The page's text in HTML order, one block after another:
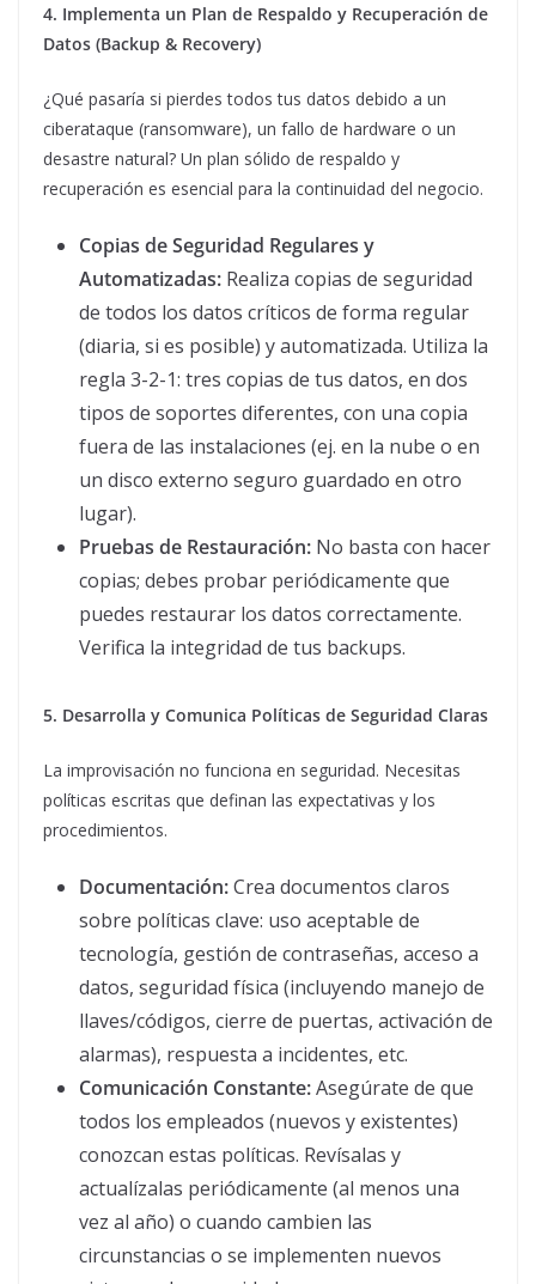
4. Implementa un Plan de Respaldo y Recuperación de
Datos (Backup & Recovery)
¿Qué pasaría si pierdes todos tus datos debido a un
ciberataque (ransomware), un fallo de hardware o un
desastre natural? Un plan sólido de respaldo y
recuperación es esencial para la continuidad del negocio.
Copias de Seguridad Regulares y
Automatizadas: Realiza copias de seguridad
de todos los datos críticos de forma regular
(diaria, si es posible) y automatizada. Utiliza la
regla 3-2-1: tres copias de tus datos, en dos
tipos de soportes diferentes, con una copia
fuera de las instalaciones (ej. en la nube o en
un disco externo seguro guardado en otro
lugar).
Pruebas de Restauración: No basta con hacer
copias; debes probar periódicamente que
puedes restaurar los datos correctamente.
Verifica la integridad de tus backups.
5. Desarrolla y Comunica Políticas de Seguridad Claras
La improvisación no funciona en seguridad. Necesitas
políticas escritas que definan las expectativas y los
procedimientos.
Documentación:Crea documentos claros
sobre políticas clave: uso aceptable de
tecnología, gestión de contraseñas, acceso a
datos, seguridad física (incluyendo manejo de
llaves/códigos, cierre de puertas, activación de
alarmas), respuesta a incidentes, etc.
Comunicación Constante:Asegúrate de que
todos los empleados (nuevos y existentes)
conozcan estas políticas. Revísalas y
actualízalas periódicamente (al menos una
vez al año) o cuando cambien las
circunstancias o se implementen nuevos